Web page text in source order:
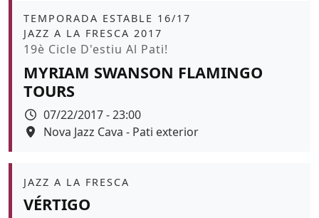
Àmbit
TEMPORADA ESTABLE 16/17
JAZZ A LA FRESCA 2017
Promoció
19è Cicle D'estiu Al Pati!
MYRIAM SWANSON FLAMINGO
TOURS
Data
07/22/2017 - 23:00
Espai
Nova Jazz Cava - Pati exterior
Àmbit
JAZZ A LA FRESCA
VÉRTIGO